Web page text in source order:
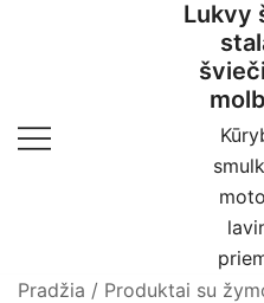
Lukvy
Pradžia / Produktai su